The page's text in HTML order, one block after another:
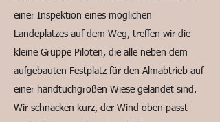
einer Inspektion eines möglichen
Landeplatzes auf dem Weg, treffen wir die
kleine Gruppe Piloten, die alle neben dem
aufgebauten Festplatz für den Almabtrieb auf
einer handtuchgroßen Wiese gelandet sind.
Wir schnacken kurz, der Wind oben passt